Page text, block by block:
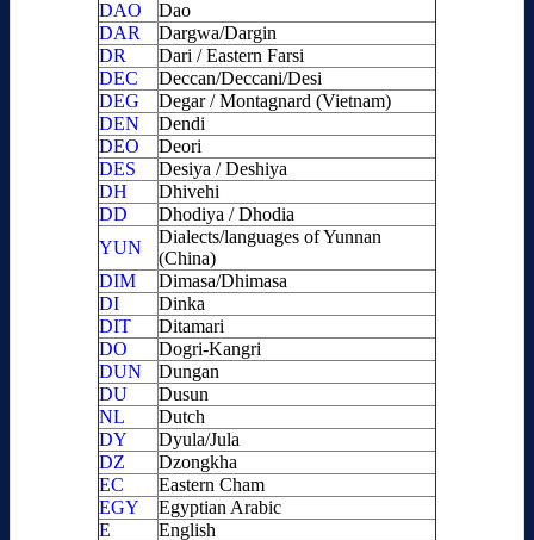
DAO
Dao
DAR
Dargwa/Dargin
DR
Dari / Eastern Farsi
DEC
Deccan/Deccani/Desi
DEG
Degar / Montagnard (Vietnam)
DEN
Dendi
DEO
Deori
DES
Desiya / Deshiya
DH
Dhivehi
DD
Dhodiya / Dhodia
YUN
Dialects/languages of Yunnan
(China)
DIM
Dimasa/Dhimasa
DI
Dinka
DIT
Ditamari
DO
Dogri-Kangri
DUN
Dungan
DU
Dusun
NL
Dutch
DY
Dyula/Jula
DZ
Dzongkha
EC
Eastern Cham
EGY
Egyptian Arabic
E
English